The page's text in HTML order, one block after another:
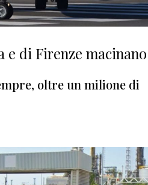
e di Firenze macinano
oltre un milione di